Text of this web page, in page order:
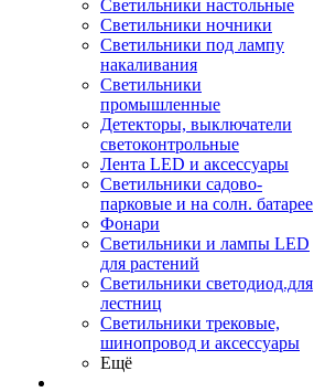
Светильники настольные
Светильники ночники
Светильники под лампу
накаливания
Светильники
промышленные
Детекторы, выключатели
светоконтрольные
Лента LED и аксессуары
Светильники садово-
парковые и на солн. батарее
Фонари
Светильники и лампы LED
для растений
Светильники светодиод.для
лестниц
Светильники трековые,
шинопровод и аксессуары
Ещё